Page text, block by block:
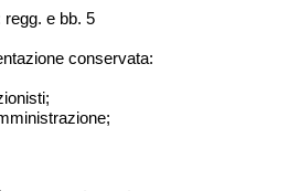
regg. e bb. 5
conservata: